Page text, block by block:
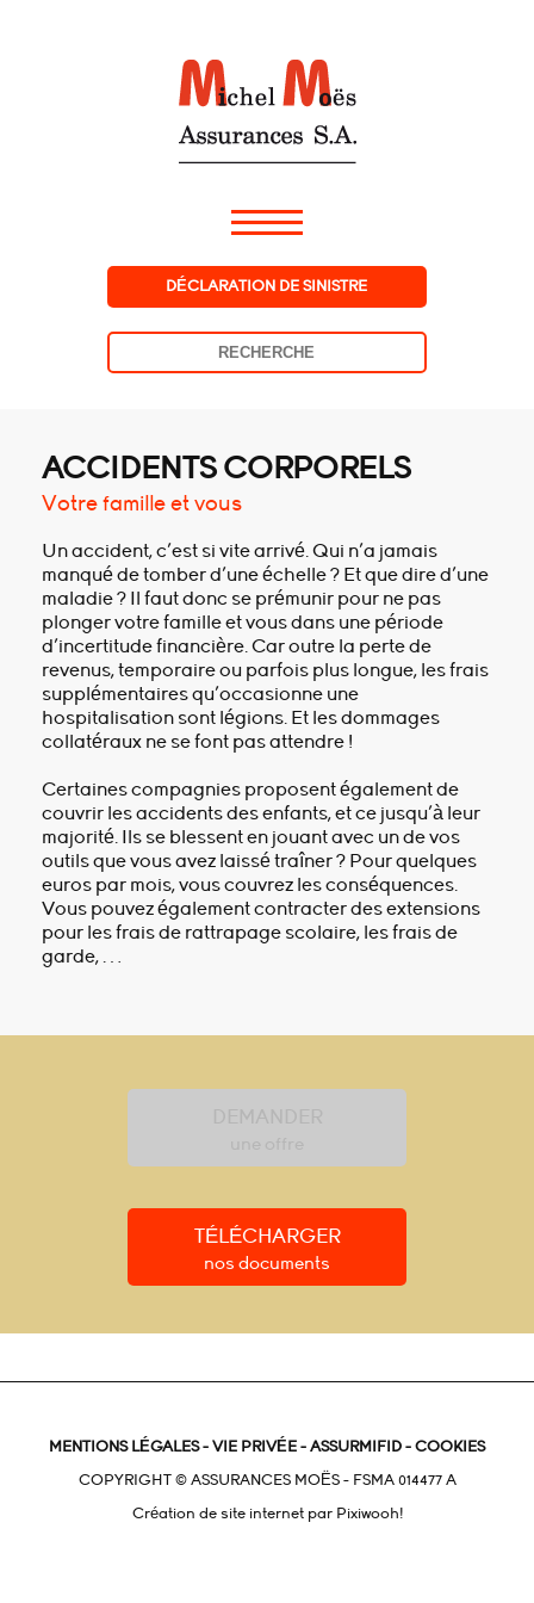
DÉCLARATION DE SINISTRE
ACCIDENTS CORPORELS
Votre famille et vous
Un accident, c’est si vite arrivé. Qui n’a jamais
manqué de tomber d’une échelle ? Et que dire d’une
maladie ? Il faut donc se prémunir pour ne pas
plonger votre famille et vous dans une période
d’incertitude financière. Car outre la perte de
revenus, temporaire ou parfois plus longue, les frais
supplémentaires qu’occasionne une
hospitalisation sont légions. Et les dommages
collatéraux ne se font pas attendre !
Certaines compagnies proposent également de
couvrir les accidents des enfants, et ce jusqu’à leur
majorité. Ils se blessent en jouant avec un de vos
outils que vous avez laissé traîner ? Pour quelques
euros par mois, vous couvrez les conséquences.
Vous pouvez également contracter des extensions
pour les frais de rattrapage scolaire, les frais de
garde, …
TÉLÉCHARGER
nos documents
MENTIONS LÉGALES-VIE PRIVÉE-ASSURMIFID-COOKIES
COPYRIGHT © ASSURANCES MOËS - FSMA 014477 A
Création de site internet par Pixiwooh!